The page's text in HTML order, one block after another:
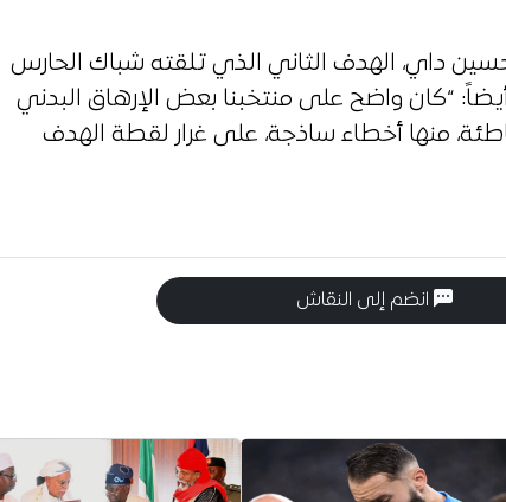
داي، الهدف الثاني الذي تلقته شباك الحارس
أيضاً: “كان واضح على منتخبنا بعض الإرهاق البدني
منها أخطاء ساذجة، على غرار لقطة الهدف
انضم إلى النقاش